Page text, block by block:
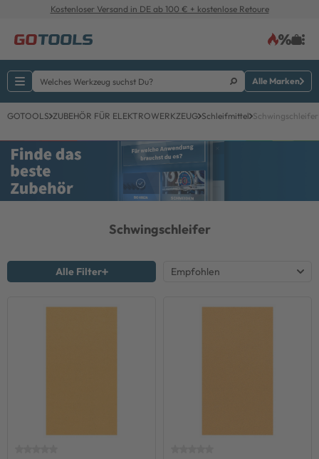
Kostenloser Versand in DE ab 100 € + kostenlose Retoure
Alle Marken
GOTOOLS ZUBEHÖR FÜR ELEKTROWERKZEUG Schleifmittel Schwingschleifer
Schwingschleifer
Alle Filter